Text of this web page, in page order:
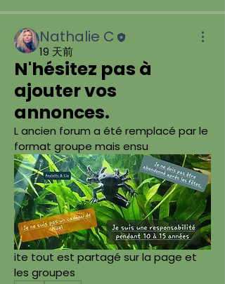
Nathalie C
19 天前
N'hésitez pas à
ajouter vos
annonces.
L ancien forum a été remplacé par le
format groupe mais ensu
ite tout est partagé sur la page et
les groupes